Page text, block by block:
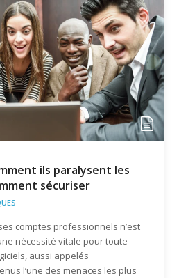
ils paralysent les
sécuriser
comptes professionnels n’est
nécessité vitale pour toute
aussi appelés
l’une des menaces les plus